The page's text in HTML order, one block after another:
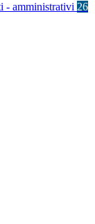
- amministrativi 26